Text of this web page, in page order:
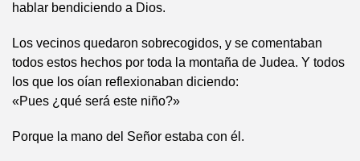
hablar bendiciendo a Dios.
Los vecinos quedaron sobrecogidos, y se comentaban
todos estos hechos por toda la montaña de Judea. Y todos
los que los oían reflexionaban diciendo:
«Pues ¿qué será este niño?»
Porque la mano del Señor estaba con él.